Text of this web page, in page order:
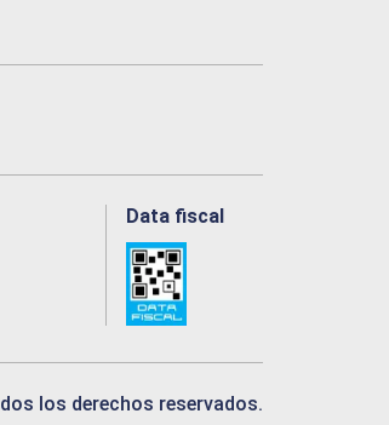
Data fiscal
los derechos reservados.